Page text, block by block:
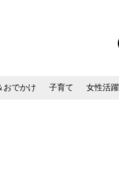
おでかけ 子育て 女性活躍